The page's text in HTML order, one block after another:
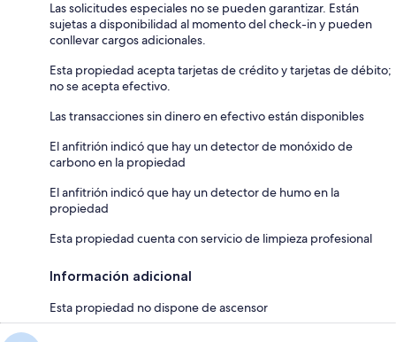
Las solicitudes especiales no se pueden garantizar. Están
sujetas a disponibilidad al momento del check-in y pueden
conllevar cargos adicionales.
Esta propiedad acepta tarjetas de crédito y tarjetas de débito;
no se acepta efectivo.
Las transacciones sin dinero en efectivo están disponibles
El anfitrión indicó que hay un detector de monóxido de
carbono en la propiedad
El anfitrión indicó que hay un detector de humo en la
propiedad
Esta propiedad cuenta con servicio de limpieza profesional
Información adicional
Esta propiedad no dispone de ascensor